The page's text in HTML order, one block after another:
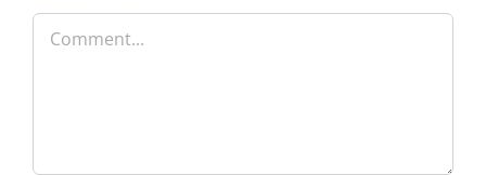
Comment